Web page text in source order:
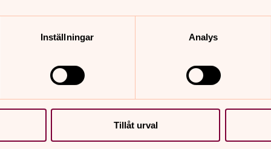
Inställningar Analys
Tillåt urval
intressen.